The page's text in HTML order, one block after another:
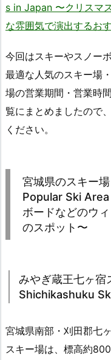
s in Japan 〜クリスマ
な雰囲気で演出するお
今回はスキーやスノー
最適な人気のスキー場
場の営業期間・営業時
覧にまとめましたので
ください。
宮城県のスキー
Popular Ski
ボードなどのウ
のスポット〜
みやぎ蔵王七ヶ
Shichikashuku
宮城県南部・刈田郡七
スキー場は、標高約